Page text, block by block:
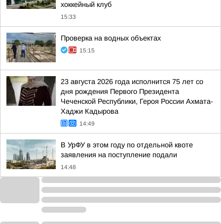
хоккейный клуб
15:33
Проверка на водных объектах
15:15
23 августа 2026 года исполнится 75 лет со
дня рождения Первого Президента
Чеченской Республики, Героя России Ахмата-
Хаджи Кадырова
14:49
В УрФУ в этом году по отдельной квоте
заявления на поступление подали
14:48